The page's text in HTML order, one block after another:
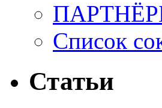
Список
Статьи